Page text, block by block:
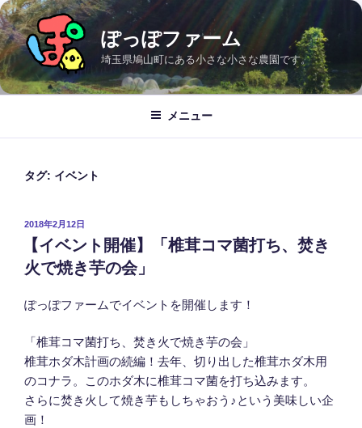
コ
ン
テ
ン
ツ
ぽっぽファーム
埼玉県鳩山町にある小さな小さな農園です。
メニュー
タグ: イベント
投
日:
2018年2月12日
【イベント開催】「椎茸コマ菌打ち、焚き
火で焼き芋の会」
ぽっぽファームでイベントを開催します！
「椎茸コマ菌打ち、焚き火で焼き芋の会」
椎茸ホダ木計画の続編！去年、切り出した椎茸ホダ木用
のコナラ。このホダ木に椎茸コマ菌を打ち込みます。
さらに焚き火して焼き芋もしちゃおう♪という美味しい企
画！